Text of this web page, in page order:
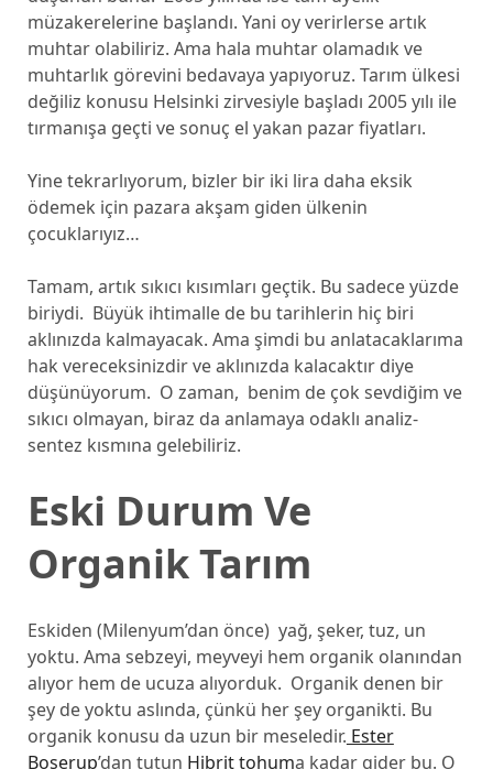
müzakerelerine başlandı. Yani oy verirlerse artık
muhtar olabiliriz. Ama hala muhtar olamadık ve
muhtarlık görevini bedavaya yapıyoruz. Tarım ülkesi
değiliz konusu Helsinki zirvesiyle başladı 2005 yılı ile
tırmanışa geçti ve sonuç el yakan pazar fiyatları.
Yine tekrarlıyorum, bizler bir iki lira daha eksik
ödemek için pazara akşam giden ülkenin
çocuklarıyız…
Tamam, artık sıkıcı kısımları geçtik. Bu sadece yüzde
biriydi. Büyük ihtimalle de bu tarihlerin hiç biri
aklınızda kalmayacak. Ama şimdi bu anlatacaklarıma
hak vereceksinizdir ve aklınızda kalacaktır diye
düşünüyorum. O zaman, benim de çok sevdiğim ve
sıkıcı olmayan, biraz da anlamaya odaklı analiz-
sentez kısmına gelebiliriz.
Eski Durum Ve
Organik Tarım
Eskiden (Milenyum’dan önce) yağ, şeker, tuz, un
yoktu. Ama sebzeyi, meyveyi hem organik olanından
alıyor hem de ucuza alıyorduk. Organik denen bir
şey de yoktu aslında, çünkü her şey organikti. Bu
organik konusu da uzun bir meseledir. Ester
Boserup’dan tutun Hibrit tohuma kadar gider bu. O